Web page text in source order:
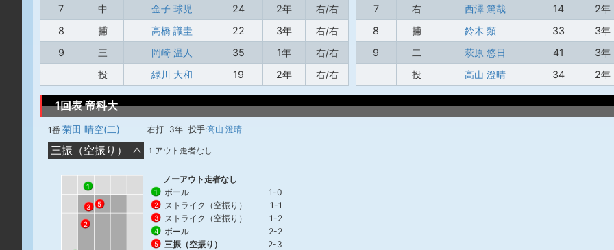
7
中 金子 球児 24 2年
右/右
8
捕 高橋 識圭 22 3年
右/右
9
三 岡崎 温人 35 1年
右/右
投
緑川 大和 19 2年 右/右
7
右 西澤 篤哉 14
2年
8
捕 鈴木 類 33
3年
9
二 萩原 悠日 41
3年
投
高山 澄晴 34 2年
1回表 帝科大
1番 菊田 晴空(二) 右打 3年 投手:高山 澄晴
三振（空振り） １アウト走者なし
1
2
3 5
ノーアウト走者なし
1 ボール 1-0
2 ストライク（空振り） 1-1
3 ストライク（空振り） 1-2
4 ボール 2-2
5 三振（空振り）
2-3